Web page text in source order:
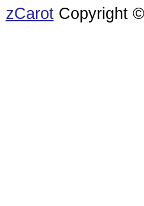
zCarotCopyright